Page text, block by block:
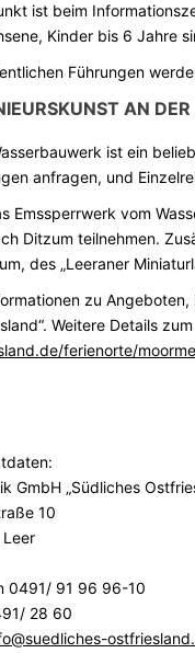
ist beim
Kinder bis 6 Jahre
Führungen
AN
ist ein
anfragen, und
Emssperrwerk vom
Ditzum teilnehmen.
des „Leeraner
zu
Weitere Details
ferienorte/
GmbH „Südliches
10
0491/ 91 96 96-10
28 60